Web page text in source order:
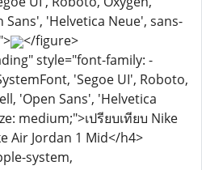
'Helvetica Neue', sans-
</figure>
style="font-family: -
'Segoe UI', Roboto,
'Open Sans', 'Helvetica
medium;">เปรียบเทียบ Nike
Air Jordan 1 Mid</h4>
system,